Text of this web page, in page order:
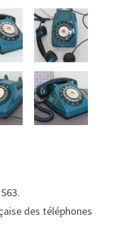
des téléphones